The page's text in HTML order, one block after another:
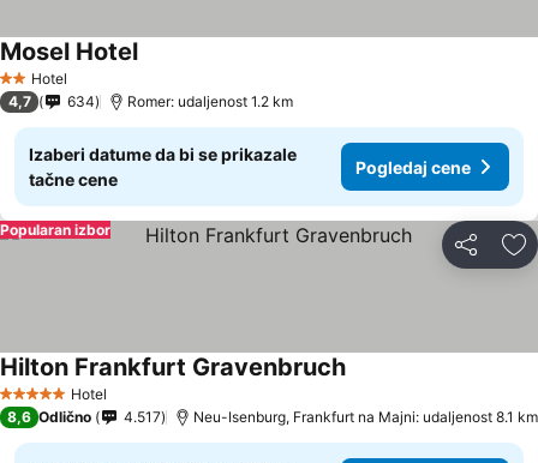
2 Zvezdice
Hotel
Mosel HotelPogledaj cene
4,7 634 Romer: udaljenost 1.2 km
Izaberi datume da bi se prikazale
tačne cene
Pogledaj cene
Deli
Popularan izbor
5 ZvezdiceHotel
Hilton Frankfurt GravenbruchPogledaj cene
8,6 Odlično 4.517 Neu-Isenburg, Frankfurt na Majni: udaljenost 8.1 km